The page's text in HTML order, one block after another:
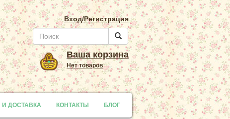
Вход/Регистрация
Ваша корзина
Нет товаров
И ДОСТАВКА КОНТАКТЫ БЛОГ
by